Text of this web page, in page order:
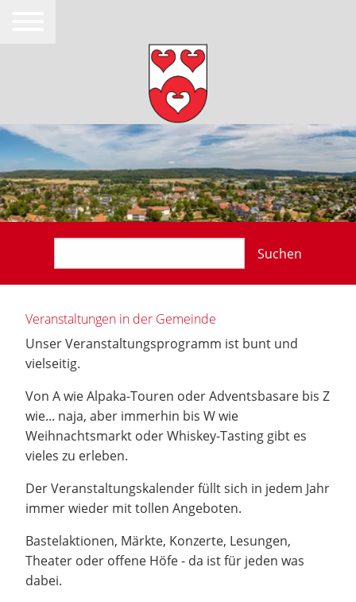
Suchen
Veranstaltungen in der Gemeinde
Unser Veranstaltungsprogramm ist bunt und
vielseitig.
Von A wie Alpaka-Touren oder Adventsbasare bis Z
wie... naja, aber immerhin bis W wie
Weihnachtsmarkt oder Whiskey-Tasting gibt es
vieles zu erleben.
Der Veranstaltungskalender füllt sich in jedem Jahr
immer wieder mit tollen Angeboten.
Bastelaktionen, Märkte, Konzerte, Lesungen,
Theater oder offene Höfe - da ist für jeden was
dabei.